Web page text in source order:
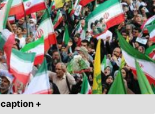
caption +